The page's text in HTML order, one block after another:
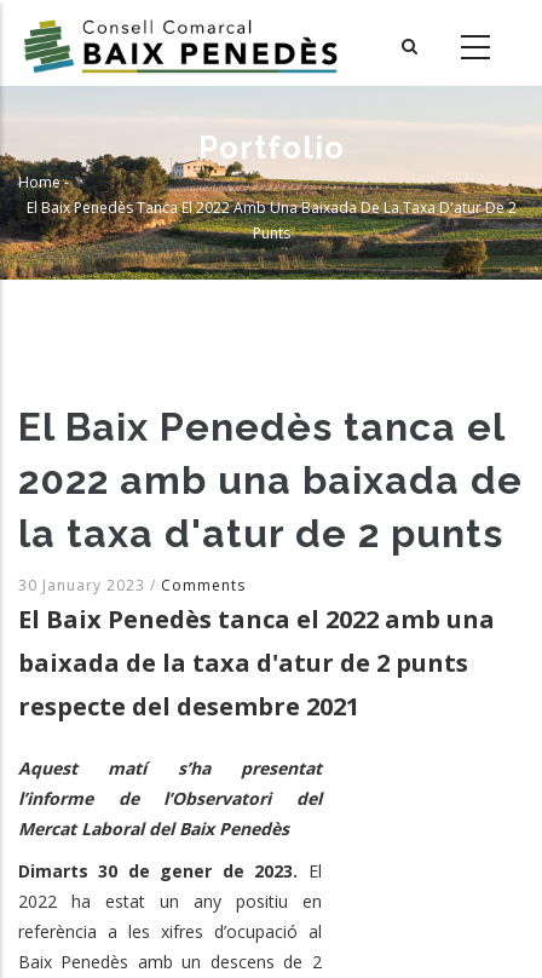
main
Portfolio
Breadcrumb
Home-
El Baix Penedès Tanca El 2022 Amb Una Baixada De La Taxa D'atur De 2
Punts
El Baix Penedès tanca el
2022 amb una baixada de
la taxa d'atur de 2 punts
30 January 2023 / Comments
El Baix Penedès tanca el 2022 amb una
baixada de la taxa d'atur de 2 punts
respecte del desembre 2021
Aquest matí s’ha presentat
l’informe de l’Observatori del
Mercat Laboral del Baix Penedès
Dimarts 30 de gener de 2023. El
2022 ha estat un any positiu en
referència a les xifres d’ocupació al
Baix Penedès amb un descens de 2